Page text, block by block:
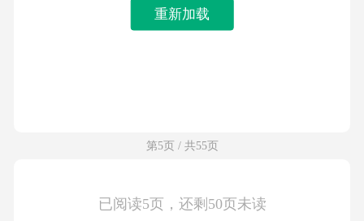
重新加载
第5页 / 共55页
已阅读5页，还剩50页未读